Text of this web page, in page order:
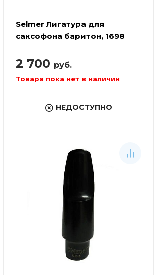
Selmer Лигатура для
саксофона баритон, 1698
2 700 руб.
Товара пока нет в наличии
НЕДОСТУПНО